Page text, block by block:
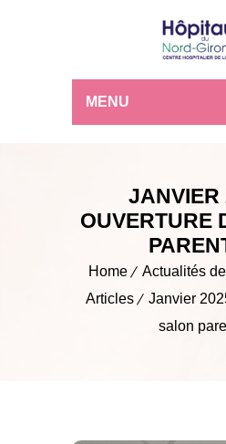
MENU
JANVIER
OUVERTURE
Home
Actualités
Articles
Janvier
salon